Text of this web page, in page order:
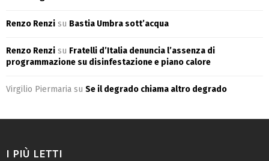
Renzo Renzi su Bastia Umbra sott’acqua
Renzo Renzi su Fratelli d’Italia denuncia l’assenza di
programmazione su disinfestazione e piano calore
Virgilio Piermaria su Se il degrado chiama altro degrado
I PIÙ LETTI